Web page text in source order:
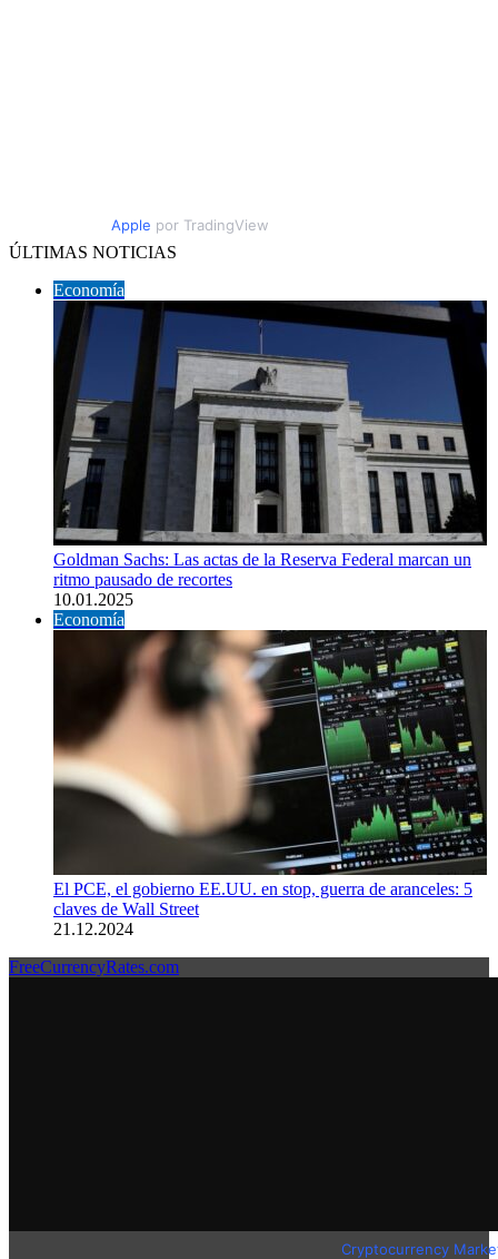
Apple por TradingView
ÚLTIMAS NOTICIAS
Economía
Goldman Sachs: Las actas de la Reserva Federal marcan un
ritmo pausado de recortes
10.01.2025
Economía
El PCE, el gobierno EE.UU. en stop, guerra de aranceles: 5
claves de Wall Street
21.12.2024
FreeCurrencyRates.com
Cryptocurrency